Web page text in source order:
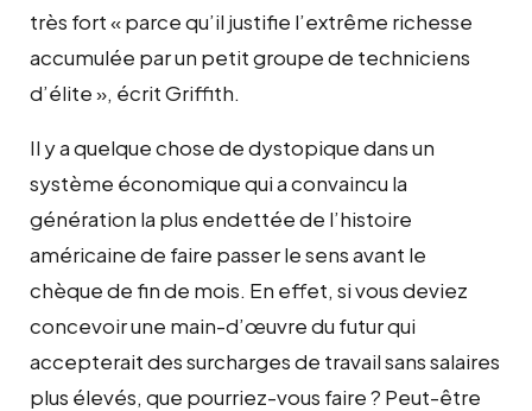
très fort « parce qu’il justifie l’extrême richesse
accumulée par un petit groupe de techniciens
d’élite », écrit Griffith.
Il y a quelque chose de dystopique dans un
système économique qui a convaincu la
génération la plus endettée de l’histoire
américaine de faire passer le sens avant le
chèque de fin de mois. En effet, si vous deviez
concevoir une main-d’œuvre du futur qui
accepterait des surcharges de travail sans salaires
plus élevés, que pourriez-vous faire ? Peut-être